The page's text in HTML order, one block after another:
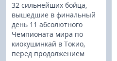
32 сильнейших бойца,
вышедшие в финальный
день 11 абсолютного
Чемпионата мира по
киокушинкай в Токио,
перед продолжением